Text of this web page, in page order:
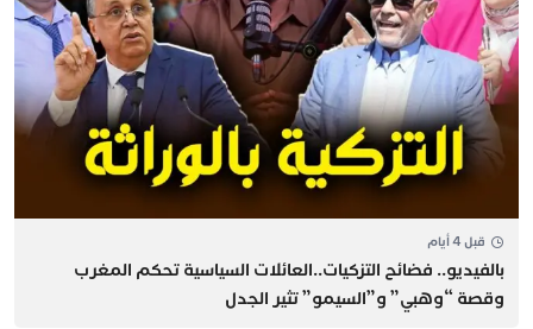
قبل 4 أيام
بالفيديو.. فضائح التزكيات..العائلات السياسية تحكم المغرب
وقصة “وهبي” و”السيمو” تثير الجدل